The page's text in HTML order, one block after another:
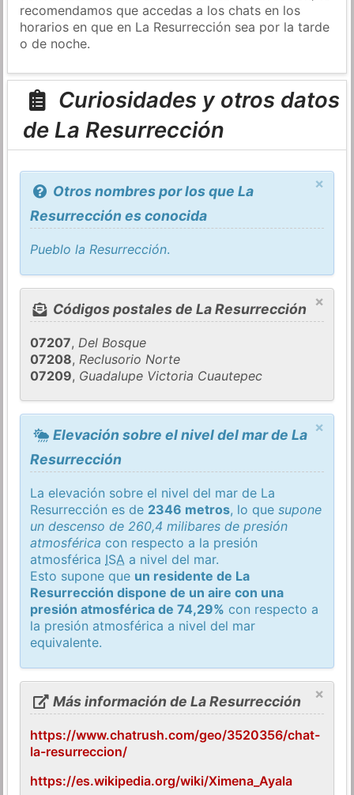
recomendamos que accedas a los chats en los
horarios en que en La Resurrección sea por la tarde
o de noche.
Curiosidades y otros datos
de La Resurrección
×
Otros nombres por los que La
Resurrección es conocida
Pueblo la Resurrección.
×
Códigos postales de La Resurrección
07207, Del Bosque
07208, Reclusorio Norte
07209, Guadalupe Victoria Cuautepec
×
Elevación sobre el nivel del mar de La
Resurrección
La elevación sobre el nivel del mar de La
Resurrección es de 2346 metros, lo quesupone
un descenso de 260,4 milibares de presión
atmosférica con respecto a la presión
atmosférica ISA a nivel del mar.
Esto supone que un residente de La
Resurrección dispone de un aire con una
presión atmosférica de 74,29% con respecto a
la presión atmosférica a nivel del mar
equivalente.
×
Más información de La Resurrección
https://www.chatrush.com/geo/3520356/chat-
la-resurreccion/
https://es.wikipedia.org/wiki/Ximena_Ayala